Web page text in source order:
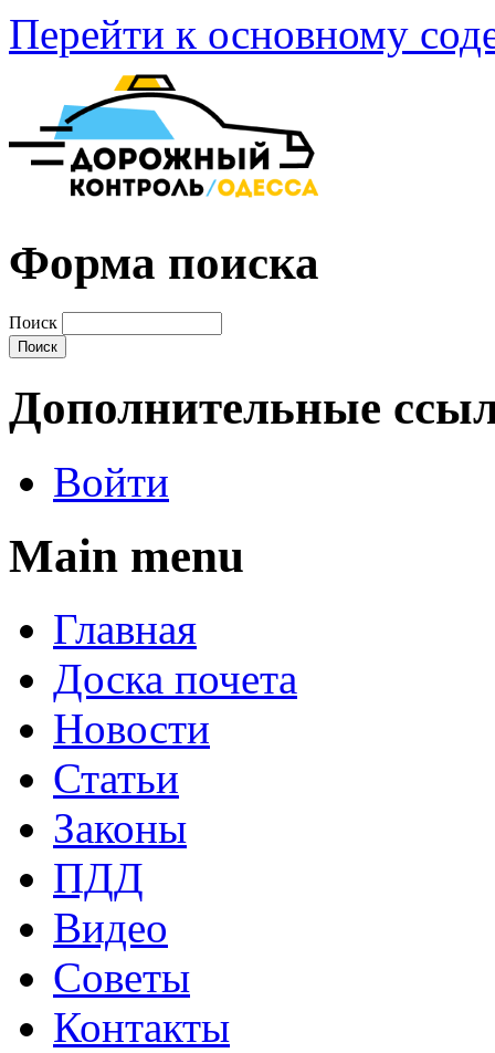
Перейти к основному
Форма поиска
Поиск
Дополнительные
Войти
Main menu
Главная
Доска почета
Новости
Статьи
Законы
ПДД
Видео
Советы
Контакты